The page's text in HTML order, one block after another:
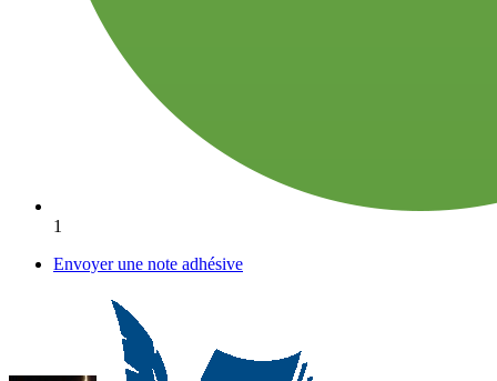
1
Envoyer une note adhésive